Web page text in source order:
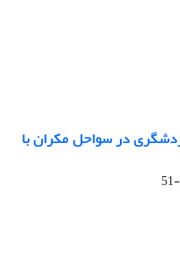
در سواحل مکران با